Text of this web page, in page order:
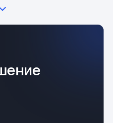
труб.
труб.
арматуры.